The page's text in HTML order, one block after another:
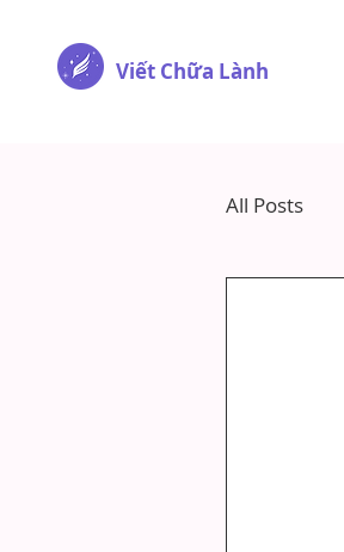
Viết Chữa Lành
All Posts